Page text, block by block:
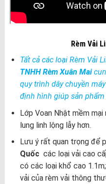
Rèm Vải
Tất cả các loại Rèm Vải
TNHH Rèm Xuân Mai
quy trình dây chuyền
định hình giúp sản
Lớp Voan Nhật mềm mại
lung linh lộng lẫy hơn.
Lưu ý rất quan trọng để
Quốc các loại vải cao
có các loại khổ cao
vải của rèm vải thông